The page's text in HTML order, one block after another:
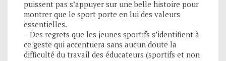
puissent pas s’appuyer sur une belle histoire pour
montrer que le sport porte en lui des valeurs
essentielles.
– Des regrets que les jeunes sportifs s’identifient à
ce geste qui accentuera sans aucun doute la
difficulté du travail des éducateurs (sportifs et non